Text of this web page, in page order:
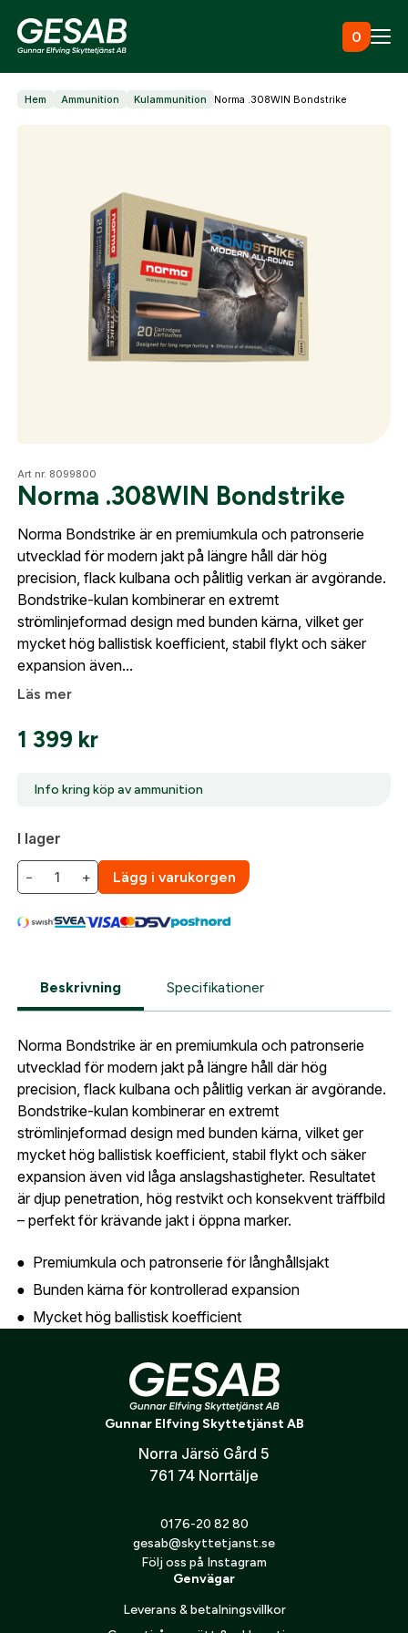
0
Ammunition
Jaktkläder & skor
Måltavlor
Optik
Mer
Mitt konto
Kontakta oss
Hem Ammunition Kulammunition Norma .308WIN Bondstrike
Art nr. 8099800
Norma .308WIN Bondstrike
Norma Bondstrike är en premiumkula och patronserie
utvecklad för modern jakt på längre håll där hög
precision, flack kulbana och pålitlig verkan är avgörande.
Bondstrike-kulan kombinerar en extremt
strömlinjeformad design med bunden kärna, vilket ger
mycket hög ballistisk koefficient, stabil flykt och säker
expansion även...
Läs mer
1 399 kr
Info kring köp av ammunition
För köp av ammunition krävs att du är minst 18 år
och har en giltig vapenlicens för aktuellt vapen.
Vid köp i vår webbshop behöver du efter beställning
skicka in en kopia på din legitimation samt
skicka din order.
av ammunition. Fraktkostnaden räknas ut i kassan.
I lager
− + Lägg i varukorgen
Beskrivning Specifikationer
Norma Bondstrike är en premiumkula och patronserie
utvecklad för modern jakt på längre håll där hög
precision, flack kulbana och pålitlig verkan är avgörande.
Bondstrike-kulan kombinerar en extremt
strömlinjeformad design med bunden kärna, vilket ger
mycket hög ballistisk koefficient, stabil flykt och säker
expansion även vid låga anslagshastigheter. Resultatet
är djup penetration, hög restvikt och konsekvent träffbild
– perfekt för krävande jakt i öppna marker.
Premiumkula och patronserie för långhållsjakt
Bunden kärna för kontrollerad expansion
Mycket hög ballistisk koefficient
Snabb expansion även vid låga hastigheter
Djup penetration och hög restvikt
Mycket god precision
Lämplig för jakt på medelstort och stort vilt
Logga in
Logga in för att handla med dina avtalspriser, smidig
När du är inloggad hanteras beställningen
Glömt lösenord?
Skapa konto och handla enklare
Är du företag eller förening?Med ett eget
konto hos oss får du snabbare utcheckning,
översikt över dina beställningar och sparade
uppgifter.
Är du en förening eller ett företag? Kontakta
Skapa konto
formuläret så återkommer vi till dig när kontot är
skapat. I vår FAQ hittar du svar på de vanligaste
frågorna gällande Mitt konto.
Företag- eller Föreningsnamn:*
Leverans & fakturaadress
Ort:*
Telefon:*
Land:*
(kommer bli ditt användarnamn)
Verifiera e-post:*
Jag godkänner att mina personuppgifter behandlas enligt
personuppgiftspolicy .
Fyll i din e-post adress nedan så kontaktar vi dig
så fort den här produkten är tillbaka i vårt
sortiment.
Norma .308WIN Bondstrike
Jag godkänner att mina uppgifter sparas enligt
integritetspolicyn .
Bevaka
Gunnar Elfving Skyttetjänst AB
Norra Järsö Gård 5
761 74 Norrtälje
0176-20 82 80
gesab@skyttetjanst.se
Följ oss på Instagram
Genvägar
Leverans & betalningsvillkor